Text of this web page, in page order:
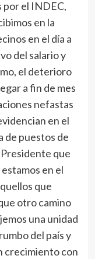
por el INDEC,
en la
en el día a
del salario y
el deterioro
a fin de mes
nefastas
en el
de puestos de
que
en el
que
otro camino
una unidad
del país y
crecimiento con